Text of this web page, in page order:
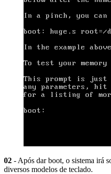
02 - Após dar boot, o sistema irá
diversos modelos de teclado.